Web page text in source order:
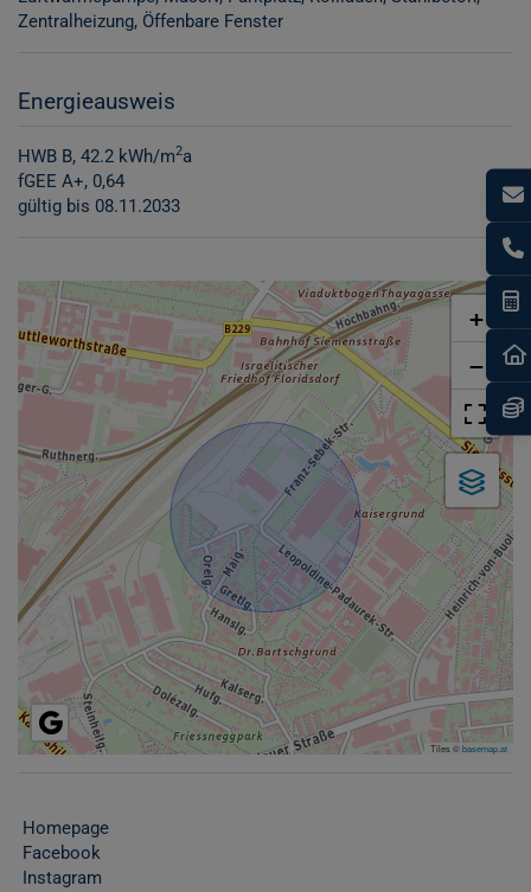
Zentralheizung Öffenbare Fenster
Energieausweis
HWB B, 42.2 kWh/m2a
fGEE A+, 0,64
gültig bis 08.11.2033
+
−
Tiles ©basemap.at
Homepage
Facebook
Instagram